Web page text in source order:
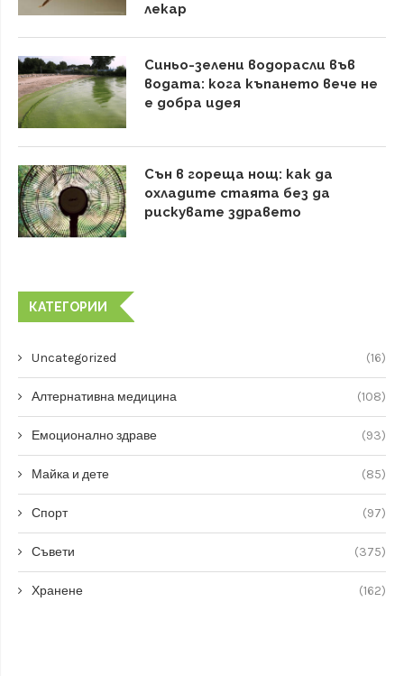
лекар
Синьо-зелени водорасли във
водата: кога къпането вече не
е добра идея
Сън в гореща нощ: как да
охладите стаята без да
рискувате здравето
КАТЕГОРИИ
Uncategorized (16)
Алтернативна медицина (108)
Емоционално здраве (93)
Майка и дете (85)
Спорт (97)
Съвети (375)
Хранене (162)